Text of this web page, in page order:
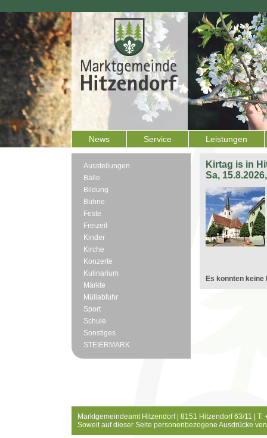
News Service Leistungen
Ausstellungen
Bälle
Bildung
Bühne
Feste
Freizeit
Kinder
Kirche
Konzerte
Kulinarium
Märkte
Müllabfuhr
Sport
Schule
Sonstiges
STEIERMARK
Kirtag is in
Sa,
Es konnten keine
Marktgemeindeamt Hitzendorf | 8151 Hitzendorf 63/11 |
Soweit auf dieser Seite personenbezogene Ausdrücke